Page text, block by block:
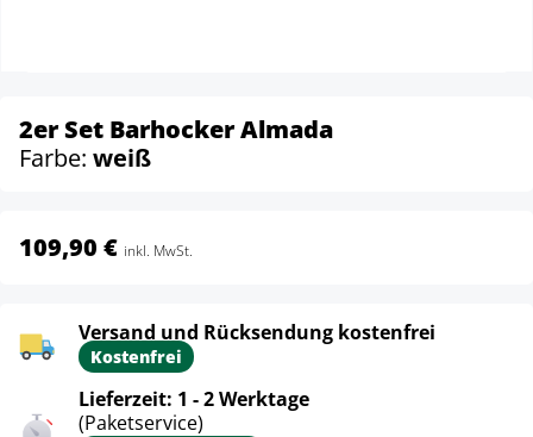
2er Set Barhocker Almada
Farbe: weiß
109,90 € inkl. MwSt.
Versand und Rücksendung kostenfrei
Kostenfrei
Lieferzeit: 1 - 2 Werktage
(Paketservice)